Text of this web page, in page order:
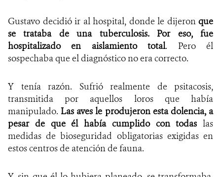
Gustavo decidió ir al hospital, donde le dijeron que
se trataba de una tuberculosis. Por eso, fue
hospitalizado en aislamiento total. Pero él
sospechaba que el diagnóstico no era correcto.
Y tenía razón. Sufrió realmente de psitacosis,
transmitida por aquellos loros que había
manipulado.Las aves le produjeron esta dolencia, a
pesar de que él había cumplido con todas las
medidas de bioseguridad obligatorias exigidas en
estos centros de atención de fauna.